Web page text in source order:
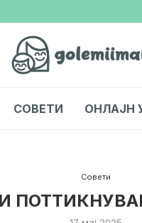
СОВЕТИ ОНЛАЈН
Совети